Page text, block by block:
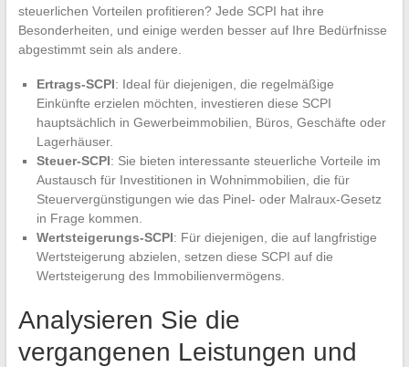
steuerlichen Vorteilen profitieren? Jede SCPI hat ihre
Besonderheiten, und einige werden besser auf Ihre Bedürfnisse
abgestimmt sein als andere.
Ertrags-SCPI: Ideal für diejenigen, die regelmäßige
Einkünfte erzielen möchten, investieren diese SCPI
hauptsächlich in Gewerbeimmobilien, Büros, Geschäfte oder
Lagerhäuser.
Steuer-SCPI: Sie bieten interessante steuerliche Vorteile im
Austausch für Investitionen in Wohnimmobilien, die für
Steuervergünstigungen wie das Pinel- oder Malraux-Gesetz
in Frage kommen.
Wertsteigerungs-SCPI: Für diejenigen, die auf langfristige
Wertsteigerung abzielen, setzen diese SCPI auf die
Wertsteigerung des Immobilienvermögens.
Analysieren Sie die
vergangenen Leistungen und